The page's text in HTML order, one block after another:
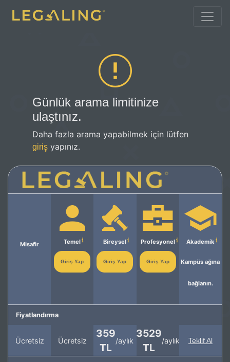
Günlük arama limitinize
ulaştınız.
Daha fazla arama yapabilmek için lütfen
giriş yapınız.
Misafir Temel
Giriş Yap
Bireysel
Giriş Yap
Profesyonel
Giriş Yap
Akademik
Kampüs ağına
bağlanın.
Fiyatlandırma
Ücretsiz Ücretsiz
359
TL
/aylık
3529
TL
/aylık Teklif Al